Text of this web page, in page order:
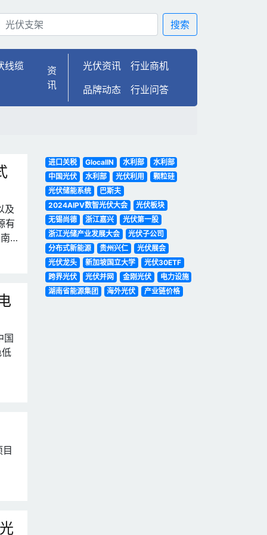
搜索
线缆
资
讯
光伏资讯
行业商机
品牌动态
行业问答
及
有
国
进口关税 GlocalIN 水利部
水利部
中国光伏
水利部 光伏利用
颗粒硅
光伏储能系统
巴斯夫
2024AIPV数智光伏大会
光伏板块
无锡尚德
浙江嘉兴
光伏第一股
浙江光储产业发展大会
光伏子公司
分布式新能源
贵州兴仁
光伏展会
光伏龙头
新加坡国立大学
光伏30ETF
跨界光伏
光伏并网 金刚光伏
电力设施
湖南省能源集团
海外光伏 产业链价格